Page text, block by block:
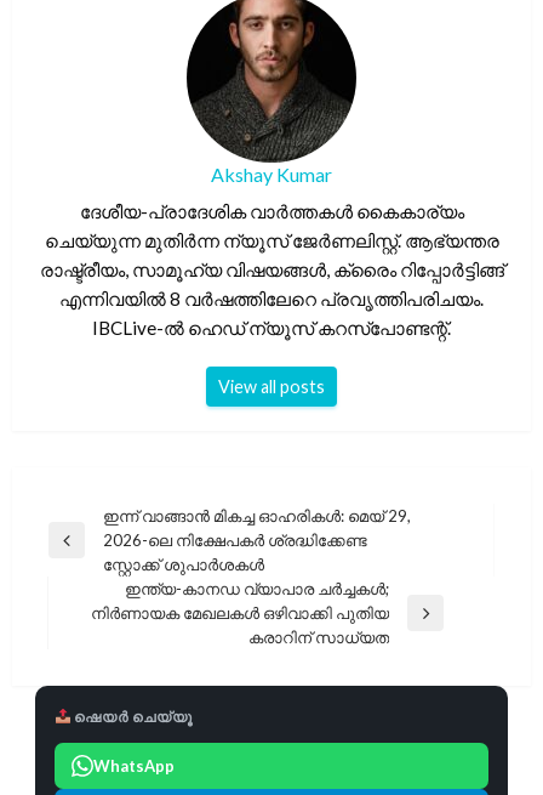
Akshay Kumar
ദേശീയ-പ്രാദേശിക വാർത്തകൾ കൈകാര്യം
ചെയ്യുന്ന മുതിർന്ന ന്യൂസ് ജേർണലിസ്റ്റ്. ആഭ്യന്തര
രാഷ്ട്രീയം, സാമൂഹ്യ വിഷയങ്ങൾ, ക്രൈം റിപ്പോർട്ടിങ്ങ്
എന്നിവയിൽ 8 വർഷത്തിലേറെ പ്രവൃത്തിപരിചയം.
IBCLive-ൽ ഹെഡ് ന്യൂസ് കറസ്പോണ്ടന്റ്.
View all posts
പോസ്റ്റുകളിലൂടെ
Previous
ഇന്ന് വാങ്ങാൻ മികച്ച ഓഹരികൾ: മെയ് 29,
2026-ലെ നിക്ഷേപകർ ശ്രദ്ധിക്കേണ്ട
സ്റ്റോക്ക് ശുപാർശകൾ
Next
ഇന്ത്യ-കാനഡ വ്യാപാര ചർച്ചകൾ;
നിർണായക മേഖലകൾ ഒഴിവാക്കി പുതിയ
കരാറിന് സാധ്യത
ഷെയർ ചെയ്യൂ
WhatsApp